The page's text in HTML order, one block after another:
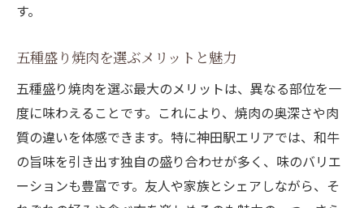
す。
五種盛り焼肉を選ぶメリットと魅力
五種盛り焼肉を選ぶ最大のメリットは、異なる部位を一
度に味わえることです。これにより、焼肉の奥深さや肉
質の違いを体感できます。特に神田駅エリアでは、和牛
の旨味を引き出す独自の盛り合わせが多く、味のバリエ
ーションも豊富です。友人や家族とシェアしながら、そ